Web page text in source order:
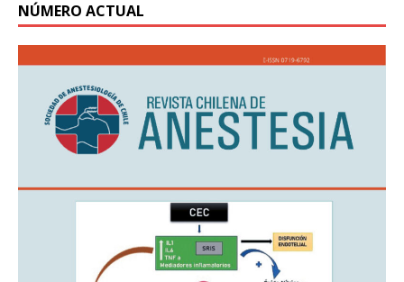
NÚMERO ACTUAL